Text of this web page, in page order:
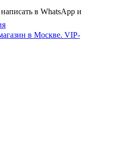
в WhatsApp и